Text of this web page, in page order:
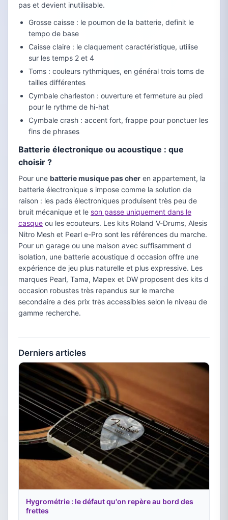
pas et devient inutilisable.
Grosse caisse : le poumon de la batterie, definit le
tempo de base
Caisse claire : le claquement caractéristique, utilise
sur les temps 2 et 4
Toms : couleurs rythmiques, en général trois toms de
tailles différentes
Cymbale charleston : ouverture et fermeture au pied
pour le rythme de hi-hat
Cymbale crash : accent fort, frappe pour ponctuer les
fins de phrases
Batterie électronique ou acoustique : que
choisir ?
Pour une batterie musique pas cher en appartement, la
batterie électronique s impose comme la solution de
raison : les pads électroniques produisent très peu de
bruit mécanique et le son passe uniquement dans le
casque ou les ecouteurs. Les kits Roland V-Drums, Alesis
Nitro Mesh et Pearl e-Pro sont les références du marche.
Pour un garage ou une maison avec suffisamment d
isolation, une batterie acoustique d occasion offre une
expérience de jeu plus naturelle et plus expressive. Les
marques Pearl, Tama, Mapex et DW proposent des kits d
occasion robustes très repandus sur le marche
secondaire a des prix très accessibles selon le niveau de
gamme recherche.
Derniers articles
Hygrométrie : le défaut qu'on repère au bord des
frettes